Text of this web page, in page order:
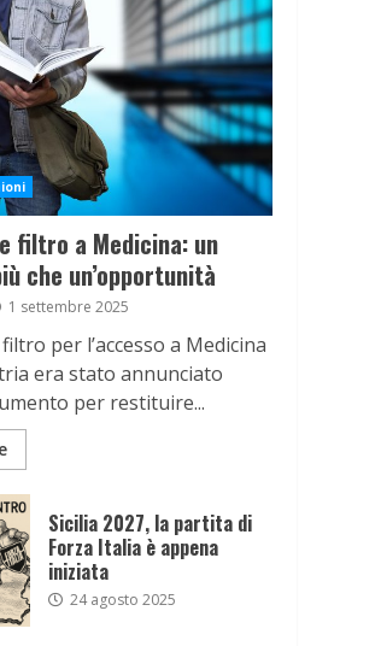
filtro a Medicina: un
che un’opportunità
1 settembre 2025
per l’accesso a Medicina
era stato annunciato
per restituire...
Sicilia 2027, la partita di
Forza Italia è appena
iniziata
24 agosto 2025